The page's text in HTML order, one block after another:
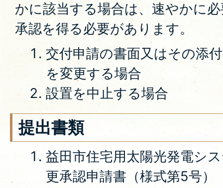
かに該当する場合は、速やかに
承認を得る必要があります。
交付申請の書面又はその添
を変更する場合
設置を中止する場合
提出書類
益田市住宅用太陽光発電シ
更承認申請書（様式第5号）